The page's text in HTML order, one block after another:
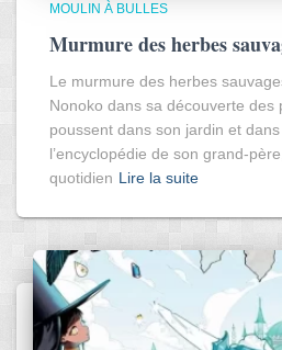
MOULIN À BULLES
Murmure des herbes
Le murmure des herbes
Nonoko dans sa découverte des
poussent dans son jardin et
l’encyclopédie de son grand-
quotidien Lire la suite